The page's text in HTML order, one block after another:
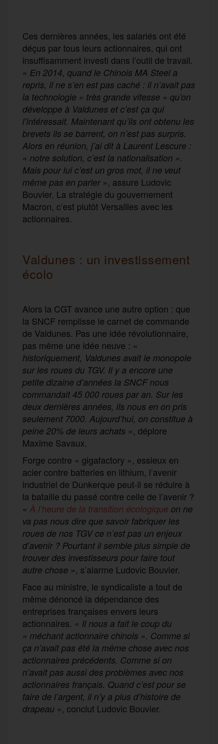
Ces dernières années, les salariés ont été
déçus par tous leurs actionnaires, qui ont
insuffisamment investi dans l’outil de travail.
« En 2014, quand le Chinois MA Steel a
repris, il ne s’en est pas caché : il n’avait pas
la technologie « très grande vitesse » qu’on
développe à Valdunes et c’est ça qui
l’intéressait. Maintenant qu’ils ont obtenu les
brevets ils se barrent, on n’est pas surpris.
Alors en réunion, j’ai dit à Laurent Lescure :
« notre solution, c’est la nationalisation ».
Mais pour lui c’est un gros mot, il ne veut
même pas en parler», assure Ludovic
Bouvier. La stratégie du gouvernement
Macron, c’est plutôt Versailles avec les
actionnaires.
Valdunes : un investissement
écolo
Alors la CGT avance une autre option : que
la SNCF remplisse le carnet de commande
de Valdunes. Pas une idée révolutionnaire,
pas même une idée neuve : «
historiquement, Valdunes avait le monopole
sur les roues du TGV. Il y a encore une
petite dizaine d’années la SNCF nous
commandait 45 000 roues par an. Sur les
deux dernières années, ils nous en on pris
seulement 7000. Aujourd’hui, on constitue à
peine 20% de leurs achats », déplore
Maxime Savaux.
Forge contre « gigafactory », essieux en
acier contre batteries en lithium, l’avenir
industriel de Dunkerque peut-il se réduire à
la bataille du passé contre celle de l’avenir ?
« À l’heure de la transition écologique on ne
va pas nous dire que savoir fabriquer les
roues de nos TGV ce n’est pas un enjeux
d’avenir ? Pourtant il semble plus simple de
trouver des investisseurs pour faire tout
autre chose », s’alarme Ludovic Bouvier.
Face au ministre, le syndicaliste a tout de
même dénoncé la dépendance des
entreprises françaises envers leurs
actionnaires. « Il nous a fait le coup du
« méchant actionnaire chinois ». Comme si
ça n’avait pas été la même chose avec nos
actionnaires précédents. Comme si on
n’avait pas aussi des problèmes avec nos
actionnaires français. Quand c’est pour se
faire de l’argent, il n’y a plus d’histoire de
drapeau », conclut Ludovic Bouvier.